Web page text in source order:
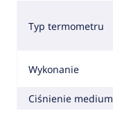
Typ termometru
Wykonanie
Ciśnienie medium